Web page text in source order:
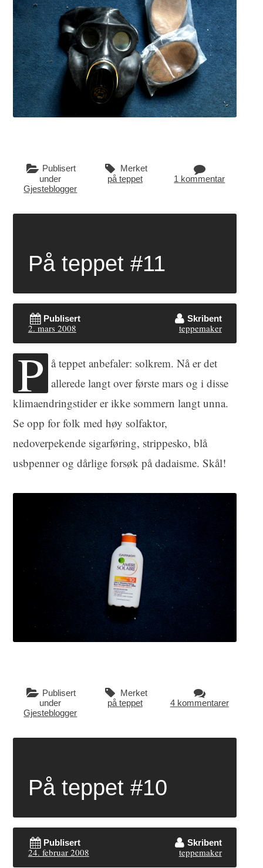
Publisert
under
Gjesteblogger
Merket
på teppet
1 kommentar
På teppet #11
Publisert
2. mars 2008
Skribent
teppemaker
P å teppet anbefaler: solkrem. Nå er det
allerede langt over første mars og i disse
klimaendringstider er ikke sommern langt unna.
Se opp for folk med høy solfaktor,
nedoverpekende sigarføring, strippesko, blå
usbpenner og dårlige forsøk på dadaisme. Skål!
Publisert
under
Gjesteblogger
Merket
på teppet
4 kommentarer
På teppet #10
Publisert
24. februar 2008
Skribent
teppemaker